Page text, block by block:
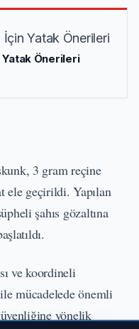
Önerileri
3 gram reçine
ele geçirildi. Yapılan
şahıs gözaltına
ve koordineli
mücadelede önemli
yönelik